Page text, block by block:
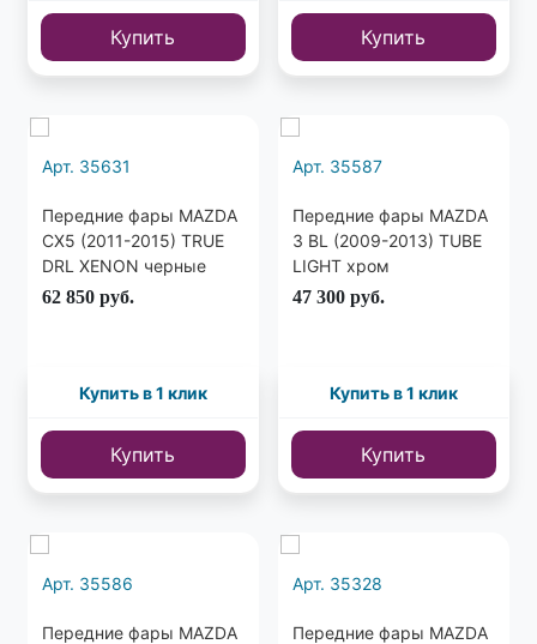
Купить Купить
Арт. 35631
Передние фары MAZDA
CX5 (2011-2015) TRUE
DRL XENON черные
62 850 руб.
Купить в 1 клик
Купить
Арт. 35587
Передние фары MAZDA
3 BL (2009-2013) TUBE
LIGHT хром
47 300 руб.
Купить в 1 клик
Купить
Арт. 35586
Передние фары MAZDA
Арт. 35328
Передние фары MAZDA